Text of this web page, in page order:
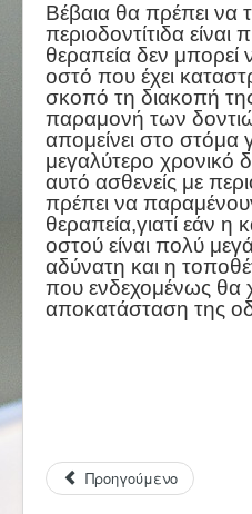
Βέβαια θα πρέπει να
περιοδοντίτιδα
θεραπεία δεν μπορεί
οστό που έχει
σκοπό τη διακοπή της
παραμονή των
απομείνει στο στόμα
μεγαλύτερο χρονικό
αυτό ασθενείς με
πρέπει να
θεραπεία,γιατί εάν η
οστού είναι πολύ
αδύνατη και η
που ενδεχομένως θα
αποκατάσταση της
Προηγούμενο